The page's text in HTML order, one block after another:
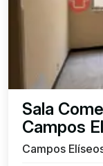
Sala
Campos
Campos